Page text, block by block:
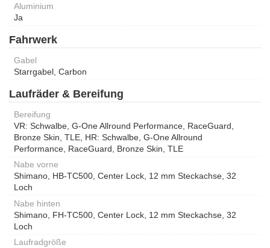
Aluminium
Ja
Fahrwerk
Gabel
Starrgabel, Carbon
Laufräder & Bereifung
Bereifung
VR: Schwalbe, G-One Allround Performance, RaceGuard,
Bronze Skin, TLE, HR: Schwalbe, G-One Allround
Performance, RaceGuard, Bronze Skin, TLE
Nabe vorne
Shimano, HB-TC500, Center Lock, 12 mm Steckachse, 32
Loch
Nabe hinten
Shimano, FH-TC500, Center Lock, 12 mm Steckachse, 32
Loch
Laufradgröße